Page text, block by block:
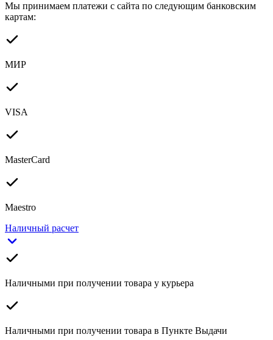
Мы принимаем платежи с сайта по следующим банковским
картам:
МИР
VISA
MasterCard
Maestro
Наличный расчет
Наличными при получении товара у курьера
Наличными при получении товара в Пункте Выдачи